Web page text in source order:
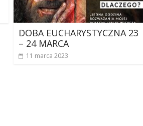
DOBA EUCHARYSTYCZNA 23
– 24 MARCA
11 marca 2023